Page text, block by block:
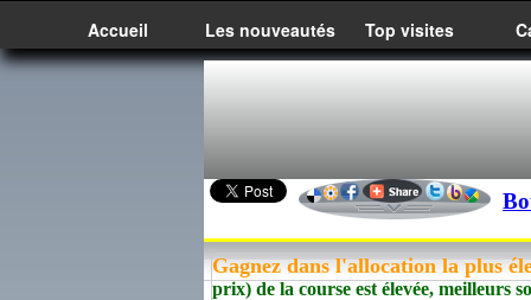
Accueil Les nouveautés Top visites
Gagnez dans l'allocation la plus
prix) de la course est élevée, meilleurs